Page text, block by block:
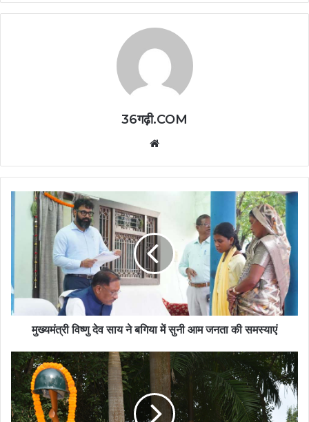
36गढ़ी.COM
मुख्यमंत्री विष्णु देव साय ने बगिया में सुनी आम जनता की समस्याएं